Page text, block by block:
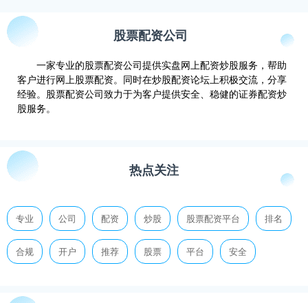
股票配资公司
一家专业的股票配资公司提供实盘网上配资炒股服务，帮助
客户进行网上股票配资。同时在炒股配资论坛上积极交流，分享
经验。股票配资公司致力于为客户提供安全、稳健的证券配资炒
股服务。
热点关注
专业 公司 配资 炒股 股票配资平台 排名
合规 开户 推荐 股票 平台 安全